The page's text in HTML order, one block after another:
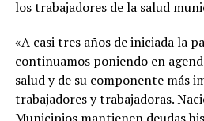
los trabajadores de la salud
«A casi tres años de iniciada la
continuamos poniendo en
salud y de su componente más
trabajadores y trabajadoras.